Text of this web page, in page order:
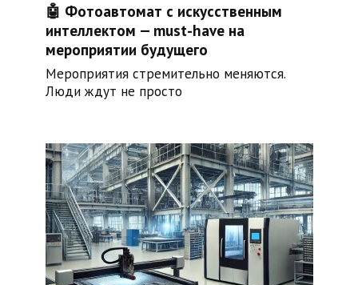
🤖 Фотоавтомат с искусственным
интеллектом — must-have на
мероприятии будущего
Мероприятия стремительно меняются.
Люди ждут не просто